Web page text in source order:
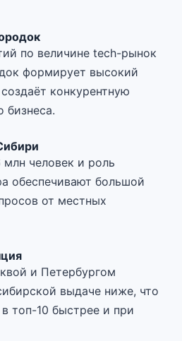
по величине tech-рынок
формирует высокий
конкурентную
бизнеса.
человек и роль
обеспечивают большой
от местных
и Петербургом
выдаче ниже, что
топ-10 быстрее и при